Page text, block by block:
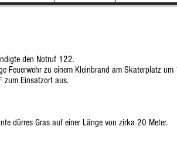
den Notruf 122.
Feuerwehr zu einem Kleinbrand am Skaterplatz
zum Einsatzort aus.
dürres Gras auf einer Länge von zirka 20 Meter.